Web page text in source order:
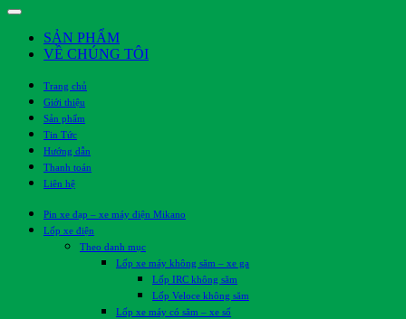
SẢN PHẨM
VỀ CHÚNG TÔI
Trang chủ
Giới thiệu
Sản phẩm
Tin Tức
Hướng dẫn
Thanh toán
Liên hệ
Pin xe đạp – xe máy điện Mikano
Lốp xe điện
Theo danh mục
Lốp xe máy không săm – xe ga
Lốp IRC không săm
Lốp Veloce không săm
Lốp xe máy có săm – xe số